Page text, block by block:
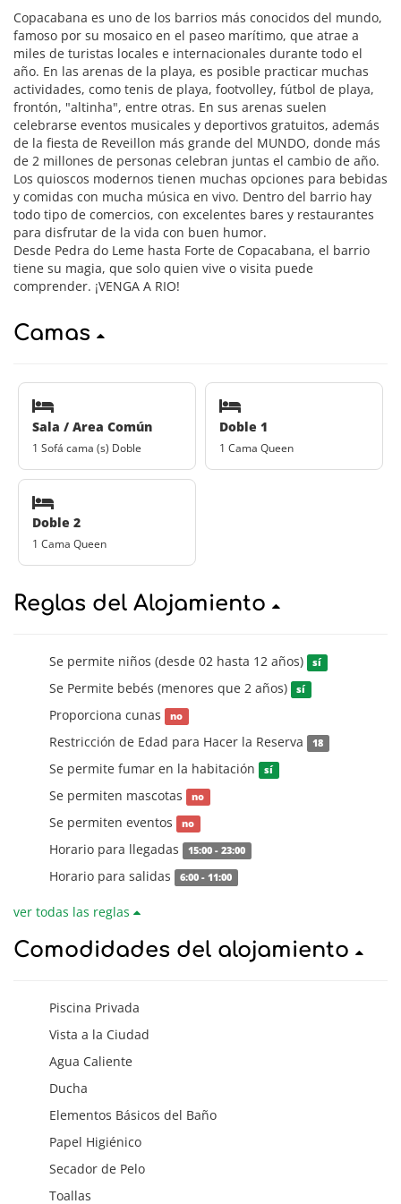
Copacabana es uno de los barrios más conocidos del mundo,
famoso por su mosaico en el paseo marítimo, que atrae a
miles de turistas locales e internacionales durante todo el
año. En las arenas de la playa, es posible practicar muchas
actividades, como tenis de playa, footvolley, fútbol de playa,
frontón, "altinha", entre otras. En sus arenas suelen
celebrarse eventos musicales y deportivos gratuitos, además
de la fiesta de Reveillon más grande del MUNDO, donde más
de 2 millones de personas celebran juntas el cambio de año.
Los quioscos modernos tienen muchas opciones para bebidas
y comidas con mucha música en vivo. Dentro del barrio hay
todo tipo de comercios, con excelentes bares y restaurantes
para disfrutar de la vida con buen humor.
Desde Pedra do Leme hasta Forte de Copacabana, el barrio
tiene su magia, que solo quien vive o visita puede
comprender. ¡VENGA A RIO!
Camas
Sala / Area Común
1 Sofá cama (s) Doble
Doble 1
1 Cama Queen
Doble 2
1 Cama Queen
Reglas del Alojamiento
Se permite niños (desde 02 hasta 12 años) sí
Se Permite bebés (menores que 2 años) sí
Proporciona cunas no
Restricción de Edad para Hacer la Reserva 18
Se permite fumar en la habitación sí
Se permiten mascotas no
Se permiten eventos no
Horario para llegadas 15:00 - 23:00
Horario para salidas 6:00 - 11:00
ver todas las reglas
Comodidades del alojamiento
Piscina Privada
Vista a la Ciudad
Agua Caliente
Ducha
Elementos Básicos del Baño
Papel Higiénico
Secador de Pelo
Toallas